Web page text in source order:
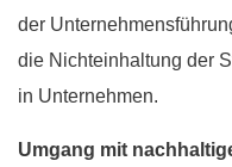
der
die Nichteinhaltung der
in Unternehmen.
Umgang mit